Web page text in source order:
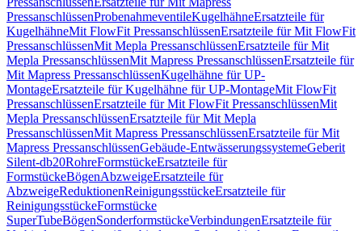
PressanschlüssenProbenahmeventileKugelhähneErsatzteile für
KugelhähneMit FlowFit PressanschlüssenErsatzteile für Mit FlowFit
PressanschlüssenMit Mepla PressanschlüssenErsatzteile für Mit
Mepla PressanschlüssenMit Mapress PressanschlüssenErsatzteile für
Mit Mapress PressanschlüssenKugelhähne für UP-
MontageErsatzteile für Kugelhähne für UP-MontageMit FlowFit
PressanschlüssenErsatzteile für Mit FlowFit PressanschlüssenMit
Mepla PressanschlüssenErsatzteile für Mit Mepla
PressanschlüssenMit Mapress PressanschlüssenErsatzteile für Mit
Mapress PressanschlüssenGebäude-EntwässerungssystemeGeberit
Silent-db20RohreFormstückeErsatzteile für
FormstückeBögenAbzweigeErsatzteile für
AbzweigeReduktionenReinigungsstückeErsatzteile für
ReinigungsstückeFormstücke
SuperTubeBögenSonderformstückeVerbindungenErsatzteile für